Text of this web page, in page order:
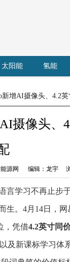
太阳能 氢能
增AI摄像头、4.2
摄像头、
能源网 编辑：龙宇 浏
言学习不再止步
生。4月14日，
，凭借4.2英寸同
及新课标学习体